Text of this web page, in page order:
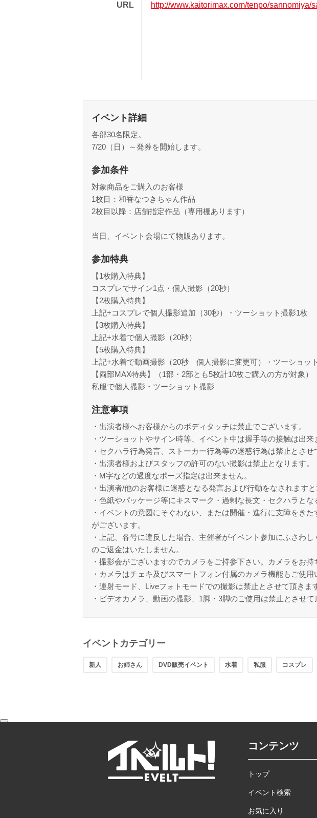
URL http://www.kaitorimax.com/tenpo/sannomiya/
イベント詳細
各部30名限定。
7/20（日）～発券を開始します。
参加条件
対象商品をご購入のお客様
1枚目：和香なつきちゃん作品
2枚目以降：店舗指定作品（専用棚あります）
当日、イベント会場にて物販あります。
参加特典
【1枚購入特典】
コスプレでサイン1点・個人撮影（20秒）
【2枚購入特典】
上記+コスプレで個人撮影追加（30秒）・ツーショット撮影1枚
【3枚購入特典】
上記+水着で個人撮影（20秒）
【5枚購入特典】
上記+水着で動画撮影（20秒 個人撮影に変更可）・ツーショッ
【両部MAX特典】（1部・2部とも5枚計10枚ご購入の方が対象）
私服で個人撮影・ツーショット撮影
注意事項
・出演者様へお客様からのボディタッチは禁止でございます。
・ツーショットやサイン時等、イベント中は握手等の接触は出来
・セクハラ行為発言、ストーカー行為等の迷惑行為は禁止とさせ
・出演者様およびスタッフの許可のない撮影は禁止となります。
・M字などの過度なポーズ指定は出来ません。
・出演者/他のお客様に迷惑となる発言および行動をなされます
・色紙やパッケージ等にキスマーク・過剰な長文・セクハラとな
・イベントの意図にそぐわない、または開催・進行に支障をき
がございます。
・上記、各号に違反した場合、主催者がイベント参加にふさわ
のご返金はいたしません。
・撮影会がございますのでカメラをご持参下さい。カメラをお
・カメラはチェキ及びスマートフォン付属のカメラ機能もご使用
・連射モード、Liveフォトモードでの撮影は禁止とさせて頂きま
・ビデオカメラ、動画の撮影、1脚・3脚のご使用は禁止とさせて
イベントカテゴリー
新人 お姉さん DVD販売イベント 水着 私服 コスプレ
コンテンツ
トップ
イベント検索
お気に入り